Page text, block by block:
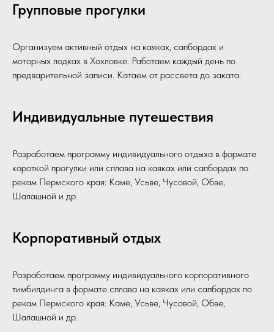
Групповые прогулки
Организуем активный отдых на каяках, сапбордах и
моторных лодках в Хохловке. Работаем каждый день по
предварительной записи. Катаем от рассвета до заката.
Индивидуальные путешествия
Разработаем программу индивидуального отдыха в формате
короткой прогулки или сплава на каяках или сапбордах по
рекам Пермского края: Каме, Усьве, Чусовой, Обве,
Шалашной и др.
Корпоративный отдых
Разработаем программу индивидуального корпоративного
тимбилдинга в формате сплава на каяках или сапбордах по
рекам Пермского края: Каме, Усьве, Чусовой, Обве,
Шалашной и др.